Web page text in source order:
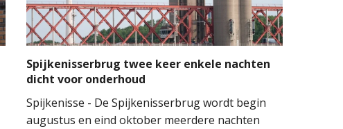
Spijkenisserbrug twee keer enkele nachten
dicht voor onderhoud
Spijkenisse - De Spijkenisserbrug wordt begin
augustus en eind oktober meerdere nachten